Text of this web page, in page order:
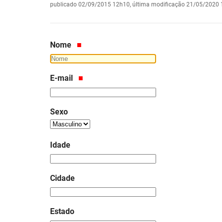
publicado 02/09/2015 12h10, última modificação 21/05/2020
Nome
E-mail
Sexo
Idade
Cidade
Estado